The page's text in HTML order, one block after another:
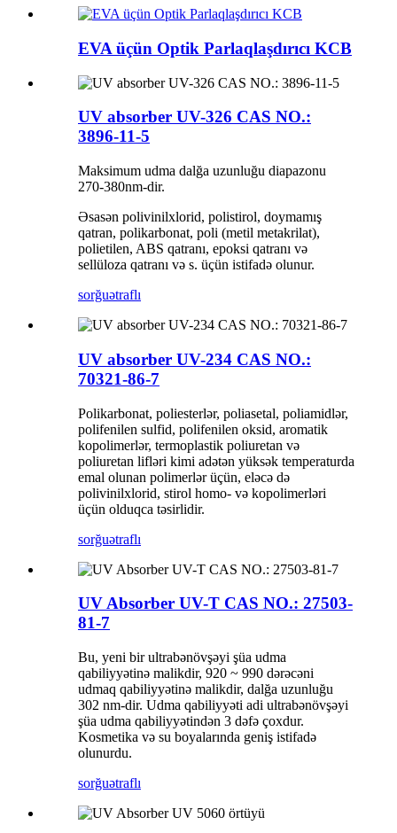
EVA üçün Optik Parlaqlaşdırıcı KCB
UV absorber UV-326 CAS NO.:
3896-11-5
Maksimum udma dalğa uzunluğu diapazonu
270-380nm-dir.
Əsasən polivinilxlorid, polistirol, doymamış
qatran, polikarbonat, poli (metil metakrilat),
polietilen, ABS qatranı, epoksi qatranı və
sellüloza qatranı və s. üçün istifadə olunur.
sorğuətraflı
UV absorber UV-234 CAS NO.:
70321-86-7
Polikarbonat, poliesterlər, poliasetal, poliamidlər,
polifenilen sulfid, polifenilen oksid, aromatik
kopolimerlər, termoplastik poliuretan və
poliuretan lifləri kimi adətən yüksək temperaturda
emal olunan polimerlər üçün, eləcə də
polivinilxlorid, stirol homo- və kopolimerləri
üçün olduqca təsirlidir.
sorğuətraflı
UV Absorber UV-T CAS NO.: 27503-
81-7
Bu, yeni bir ultrabənövşəyi şüa udma
qabiliyyətinə malikdir, 920 ~ 990 dərəcəni
udmaq qabiliyyətinə malikdir, dalğa uzunluğu
302 nm-dir. Udma qabiliyyəti adi ultrabənövşəyi
şüa udma qabiliyyətindən 3 dəfə çoxdur.
Kosmetika və su boyalarında geniş istifadə
olunurdu.
sorğuətraflı